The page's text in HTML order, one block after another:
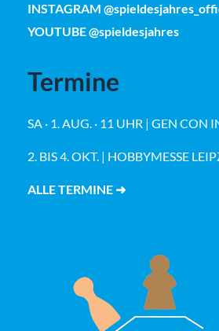
INSTAGRAM
YOUTUBE @spieldesjahres
Termine
SA · 1. AUG. · 11 UHR | GEN CON
2. BIS 4. OKT. | HOBBYMESSE
ALLE TERMINE ➜